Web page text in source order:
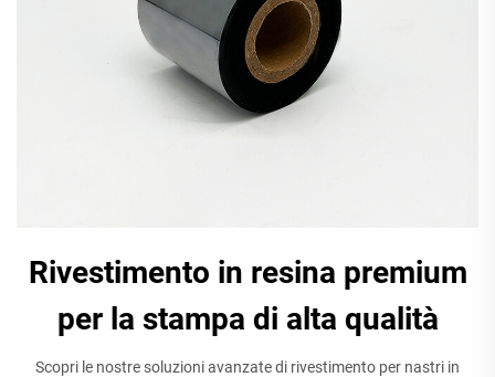
Rivestimento in resina premium
per la stampa di alta qualità
Scopri le nostre soluzioni avanzate di rivestimento per nastri in